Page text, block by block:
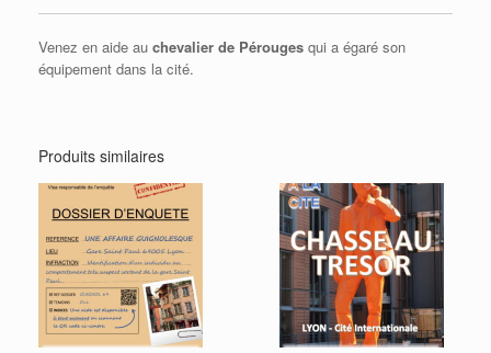
Venez en aide au chevalier de Pérouges qui a égaré son
équipement dans la cité.
Produits similaires